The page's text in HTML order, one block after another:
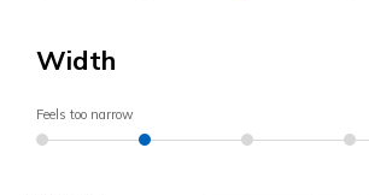
Width
Feels too narrow